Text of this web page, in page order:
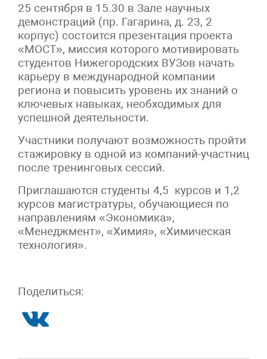
25 сентября в 15.30 в Зале научных
демонстраций (пр. Гагарина, д. 23, 2
корпус) состоится презентация проекта
«МОСТ», миссия которого мотивировать
студентов Нижегородских ВУЗов начать
карьеру в международной компании
региона и повысить уровень их знаний о
ключевых навыках, необходимых для
успешной деятельности.
Участники получают возможность пройти
стажировку в одной из компаний-участниц
после тренинговых сессий.
Приглашаются студенты 4,5 курсов и 1,2
курсов магистратуры, обучающиеся по
направлениям «Экономика»,
«Менеджмент», «Химия», «Химическая
технология».
Поделиться: